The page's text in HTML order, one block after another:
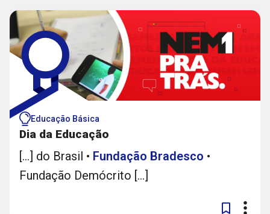
Educação Básica
Dia da Educação
[...] do Brasil • Fundação Bradesco •
Fundação Demócrito [...]